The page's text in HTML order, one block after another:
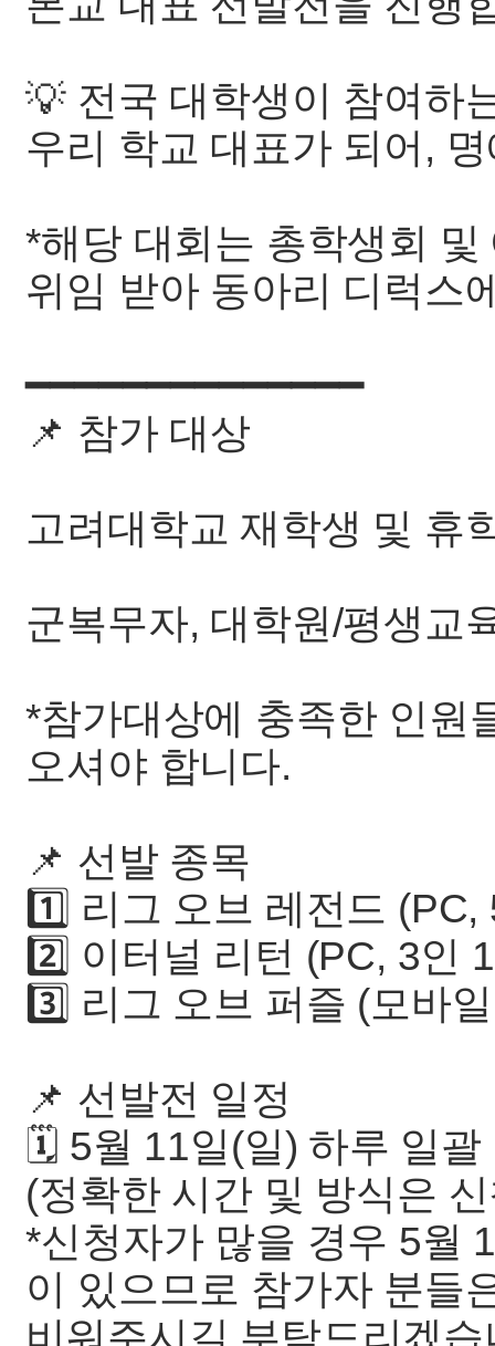
💡 전국 대학생이 참여하
우리 학교 대표가 되어,
*해당 대회는 총학생회
위임 받아 동아리 디럭스
━━━━━━━━━━━━━━
📌 참가 대상
고려대학교 재학생 및 휴
군복무자, 대학원/평생교
*참가대상에 충족한 인원
오셔야 합니다.
📌 선발 종목
1️⃣ 리그 오브 레전드
2️⃣ 이터널 리턴 (PC, 3인
3️⃣ 리그 오브 퍼즐 (모바
📌 선발전 일정
🗓️ 5월 11일(일) 하루 일괄
(정확한 시간 및 방식은
*신청자가 많을 경우 5월
이 있으므로 참가자 분들
비워주시길 부탁드리겠습